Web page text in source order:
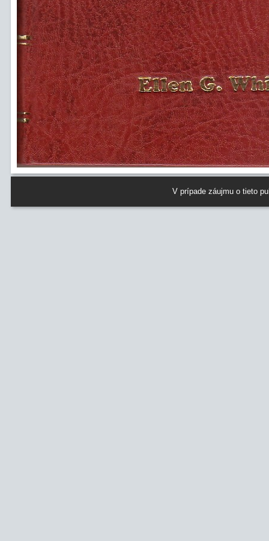
V prípade záujmu o tieto